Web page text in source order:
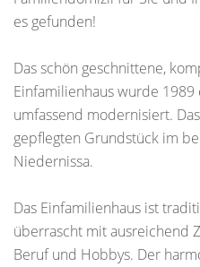
es gefunden!
Das schön geschnittene,
Einfamilienhaus wurde
umfassend modernisiert.
gepflegten Grundstück im
Niedernissa.
Das Einfamilienhaus ist
überrascht mit ausreichend
Beruf und Hobbys. Der